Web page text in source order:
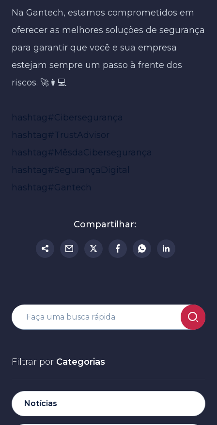
Na Gantech, estamos comprometidos em
oferecer as melhores soluções de segurança
para garantir que você e sua empresa
estejam sempre um passo à frente dos
riscos. 🚀👩💻
hashtag#Cibersegurança
hashtag#TrustAdvisor
hashtag#MêsdaCibersegurança
hashtag#SegurançaDigital
hashtag#Gantech
Compartilhar:
Filtrar por Categorias
Notícias